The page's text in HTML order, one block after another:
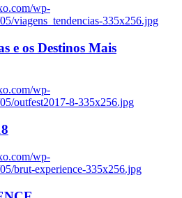
wp-
viagens_tendencias-335x256.jpg
e os Destinos Mais
wp-
outfest2017-8-335x256.jpg
wp-
brut-experience-335x256.jpg